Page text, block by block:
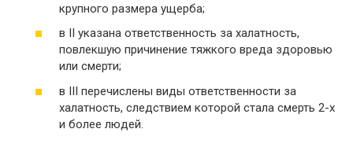
крупного размера ущерба;
в II указана ответственность за халатность,
повлекшую причинение тяжкого вреда здоровью
или смерти;
в III перечислены виды ответственности за
халатность, следствием которой стала смерть 2-х
и более людей.